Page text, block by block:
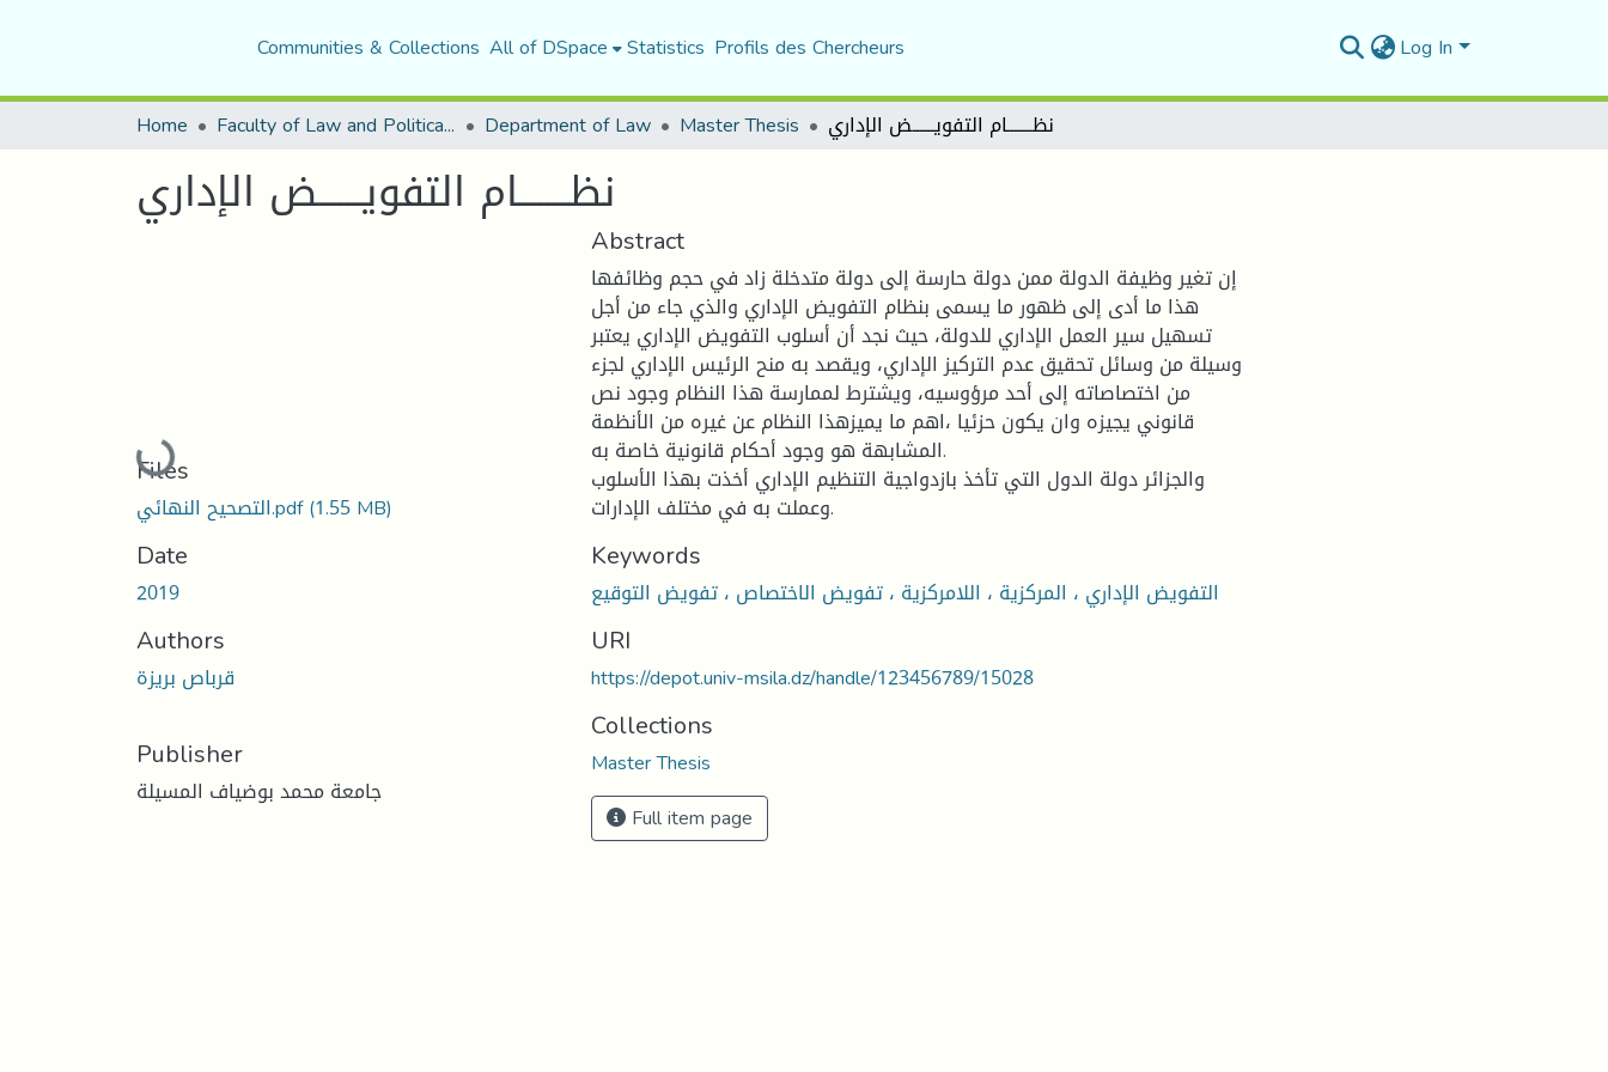
Communities & Collections All of DSpace Statistics Profils des Chercheurs Log In
Home Faculty of Law and Political Science Department of Law Master Thesis نظـــــــام التفويــــــض الإداري
نظـــــــام التفويــــــض الإداري
Loading...
Files
التصحيح النهائي.pdf(1.55 MB)
Date
2019
Authors
قرباص بريزة
Publisher
جامعة محمد بوضياف المسيلة
Abstract
إن تغير وظيفة الدولة ممن دولة حارسة إلى دولة متدخلة زاد في حجم وظائفها
هذا ما أدى إلى ظهور ما يسمى بنظام التفويض الإداري والذي جاء من أجل
تسهيل سير العمل الإداري للدولة، حيث نجد أن أسلوب التفويض الإداري يعتبر
وسيلة من وسائل تحقيق عدم التركيز الإداري، ويقصد به منح الرئيس الإداري لجزء
من اختصاصاته إلى أحد مرؤوسيه، ويشترط لممارسة هذا النظام وجود نص
قانوني يجيزه وان يكون حزئيا ،اهم ما يميزهذا النظام عن غيره من الأنظمة
المشابهة هو وجود أحكام قانونية خاصة به.
والجزائر دولة الدول التي تأخذ بازدواجية التنظيم الإداري أخذت بهذا الأسلوب
وعملت به في مختلف الإدارات.
Keywords
التفويض الإداري ، المركزية ، اللامركزية ، تفويض الاختصاص ، تفويض التوقيع
URI
https://depot.univ-msila.dz/handle/123456789/15028
Collections
Master Thesis
Full item page